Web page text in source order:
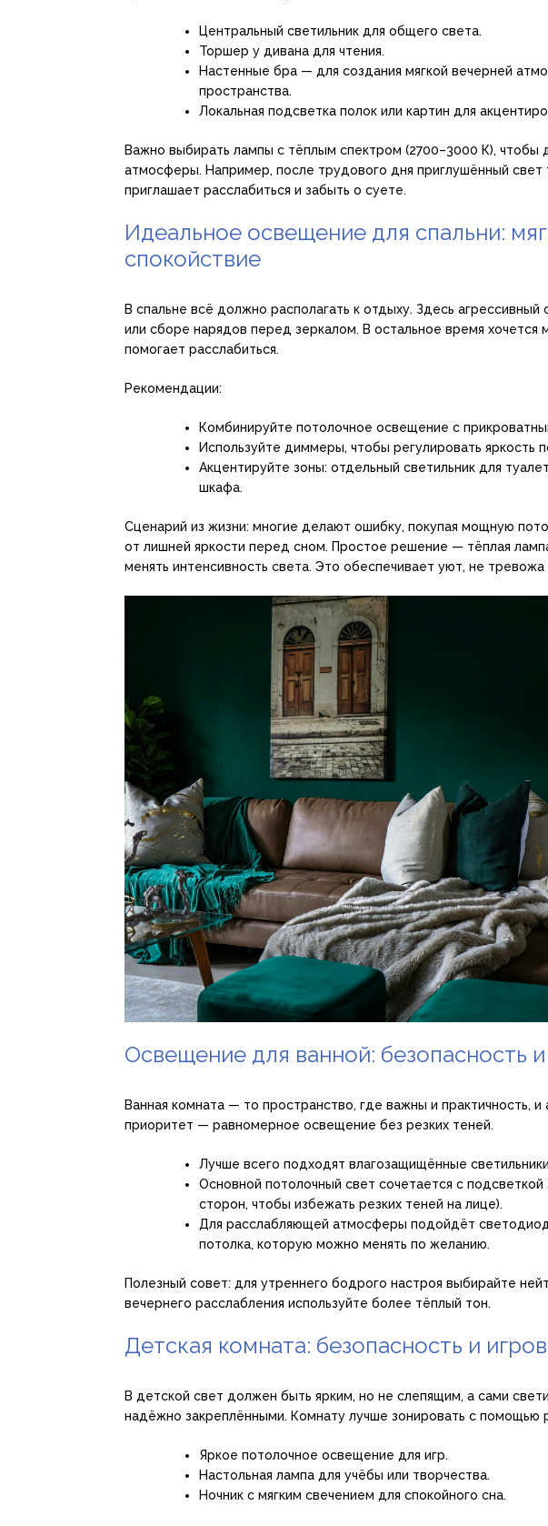
Центральный светильник для общего света.
Торшер у дивана для чтения.
Настенные бра — для создания мягкой вечерней
пространства.
Локальная подсветка полок или картин для
Важно выбирать лампы с тёплым спектром (2700–3000 К), чтобы
атмосферы. Например, после трудового дня приглушённый свет
приглашает расслабиться и забыть о суете.
Идеальное освещение для спальни:
спокойствие
В спальне всё должно располагать к отдыху. Здесь
или сборе нарядов перед зеркалом. В остальное время хочется
помогает расслабиться.
Рекомендации:
Комбинируйте потолочное освещение с
Используйте диммеры, чтобы регулировать яркость
Акцентируйте зоны: отдельный светильник для
шкафа.
Сценарий из жизни: многие делают ошибку, покупая мощную
от лишней яркости перед сном. Простое решение — тёплая
менять интенсивность света. Это обеспечивает уют, не тревожа
Освещение для ванной: безопасность
Ванная комната — то пространство, где важны и практичность,
приоритет — равномерное освещение без резких теней.
Лучше всего подходят влагозащищённые
Основной потолочный свет сочетается с
сторон, чтобы избежать резких теней на лице).
Для расслабляющей атмосферы подойдёт
потолка, которую можно менять по желанию.
Полезный совет: для утреннего бодрого настроя выбирайте
вечернего расслабления используйте более тёплый тон.
Детская комната: безопасность и
В детской свет должен быть ярким, но не слепящим, а сами
надёжно закреплёнными. Комнату лучше зонировать с помощью
Яркое потолочное освещение для игр.
Настольная лампа для учёбы или творчества.
Ночник с мягким свечением для спокойного сна.